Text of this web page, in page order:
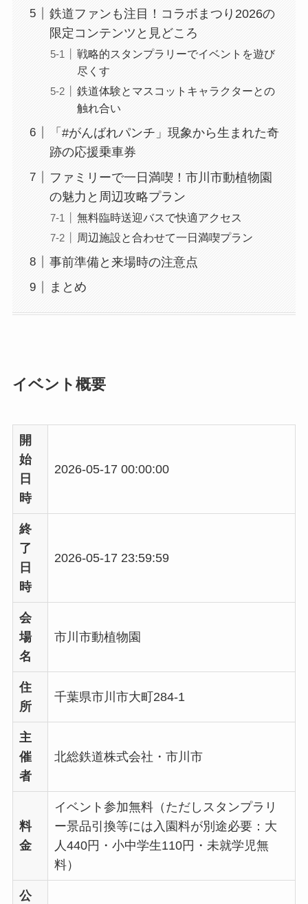
鉄道ファンも注目！コラボまつり2026の
限定コンテンツと見どころ
戦略的スタンプラリーでイベントを遊び
尽くす
鉄道体験とマスコットキャラクターとの
触れ合い
「#がんばれパンチ」現象から生まれた奇
跡の応援乗車券
ファミリーで一日満喫！市川市動植物園
の魅力と周辺攻略プラン
無料臨時送迎バスで快適アクセス
周辺施設と合わせて一日満喫プラン
事前準備と来場時の注意点
まとめ
イベント概要
開
始
日
時
2026-05-17 00:00:00
終
了
日
時
2026-05-17 23:59:59
会
場
名
市川市動植物園
住
所
千葉県市川市大町284-1
主
催
者
北総鉄道株式会社・市川市
料
金
イベント参加無料（ただしスタンプラリ
ー景品引換等には入園料が別途必要：大
人440円・小中学生110円・未就学児無
料）
公